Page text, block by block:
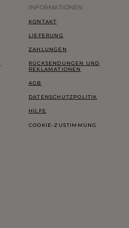
INFORMATIONEN
KONTAKT
LIEFERUNG
ZAHLUNGEN
RÜCKSENDUNGEN UND
REKLAMATIONEN
AGB
DATENSCHUTZPOLITIK
HILFE
COOKIE-ZUSTIMMUNG